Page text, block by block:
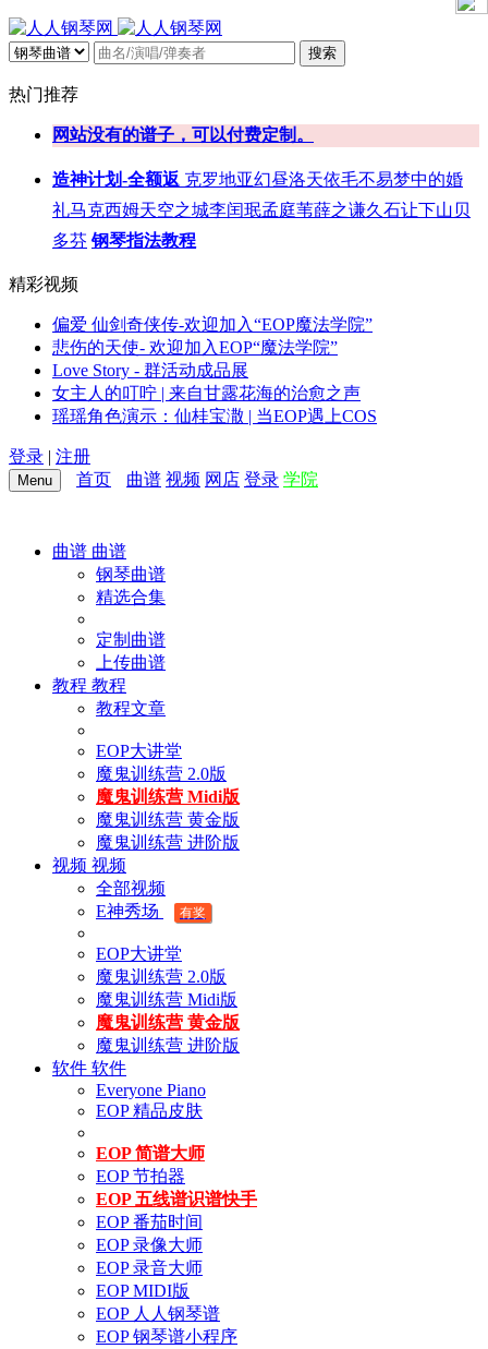
搜索
热门推荐
网站没有的谱子，可以付费定制。
造神计划-全额返 克罗地亚幻昼洛天依毛不易梦中的婚
礼马克西姆天空之城李闰珉孟庭苇薛之谦久石让下山贝
多芬 钢琴指法教程
精彩视频
偏爱 仙剑奇侠传-欢迎加入“EOP魔法学院”
悲伤的天使- 欢迎加入EOP“魔法学院”
Love Story - 群活动成品展
女主人的叮咛 | 来自甘露花海的治愈之声
瑶瑶角色演示：仙桂宝潵 | 当EOP遇上COS
登录 | 注册
Menu 首页 曲谱 视频 网店 登录 学院
曲谱 曲谱
钢琴曲谱
精选合集
定制曲谱
上传曲谱
教程 教程
教程文章
EOP大讲堂
魔鬼训练营 2.0版
魔鬼训练营 Midi版
魔鬼训练营 黄金版
魔鬼训练营 进阶版
视频 视频
全部视频
E神秀场
有奖
EOP大讲堂
魔鬼训练营 2.0版
魔鬼训练营 Midi版
魔鬼训练营 黄金版
魔鬼训练营 进阶版
软件 软件
Everyone Piano
EOP 精品皮肤
EOP 简谱大师
EOP 节拍器
EOP 五线谱识谱快手
EOP 番茄时间
EOP 录像大师
EOP 录音大师
EOP MIDI版
EOP 人人钢琴谱
EOP 钢琴谱小程序